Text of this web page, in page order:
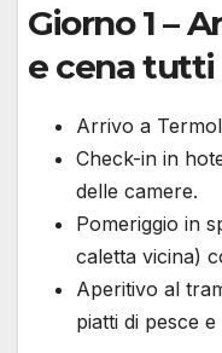
Giorno 1 –
e cena tutti
Arrivo a
Check-in in
delle camere.
Pomeriggio in
caletta vicina)
Aperitivo al
piatti di pesce